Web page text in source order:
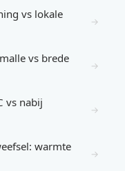
vs lokale
→
vs brede
→
vs nabij
→
warmte
→